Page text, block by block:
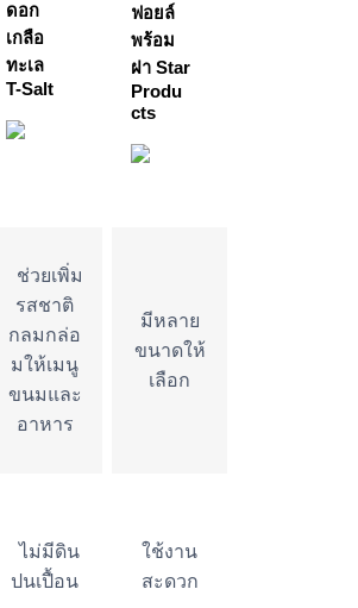
ดอก
เกลือ
ทะเล
T-Salt
ฟอยล์
พร้อม
ฝา Star
Produ
cts
ช่วยเพิ่ม
รสชาติ
กลมกล่อ
มให้เมนู
ขนมและ
อาหาร
มีหลาย
ขนาดให้
เลือก
ไม่มีดิน
ปนเปื้อน
ใช้งาน
สะดวก